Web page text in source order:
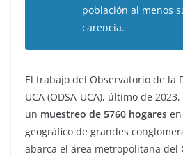
población al menos
carencia.
El trabajo del Observatorio de la
UCA (ODSA-UCA), último de
un muestreo de 5760 hogares
geográfico de grandes
abarca el área metropolitana del